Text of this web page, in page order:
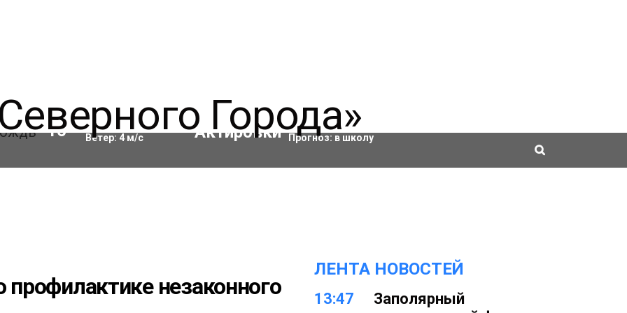
16 °C Влажность:90%
Ветер: 4м/с
Актировки
Прогноз: в школу
незаконного
ЛЕНТА НОВОСТЕЙ
13:47
Заполярный